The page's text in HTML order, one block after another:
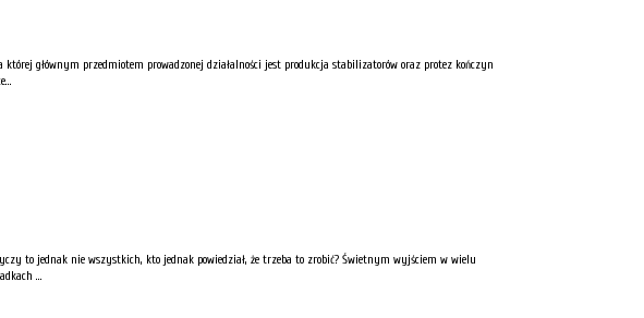
głównym przedmiotem prowadzonej działalności jest produkcja stabilizatorów oraz protez kończyn
to jednak nie wszystkich, kto jednak powiedział, że trzeba to zrobić? Świetnym wyjściem w wielu
...